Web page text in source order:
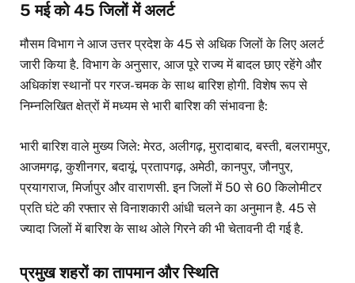
5 मई को 45 जिलों में अलर्ट
मौसम विभाग ने आज उत्तर प्रदेश के 45 से अधिक जिलों के लिए अलर्ट
जारी किया है. विभाग के अनुसार, आज पूरे राज्य में बादल छाए रहेंगे और
अधिकांश स्थानों पर गरज-चमक के साथ बारिश होगी. विशेष रूप से
निम्नलिखित क्षेत्रों में मध्यम से भारी बारिश की संभावना है:
भारी बारिश वाले मुख्य जिले: मेरठ, अलीगढ़, मुरादाबाद, बस्ती, बलरामपुर,
आजमगढ़, कुशीनगर, बदायूं, प्रतापगढ़, अमेठी, कानपुर, जौनपुर,
प्रयागराज, मिर्जापुर और वाराणसी. इन जिलों में 50 से 60 किलोमीटर
प्रति घंटे की रफ्तार से विनाशकारी आंधी चलने का अनुमान है. 45 से
ज्यादा जिलों में बारिश के साथ ओले गिरने की भी चेतावनी दी गई है.
प्रमुख शहरों का तापमान और स्थिति